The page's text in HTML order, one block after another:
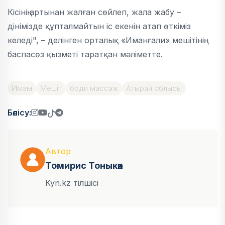
Кісінің артынан жалған сөйлеп, жала жабу –
дінімізде құпталмайтын іс екенін атап өткіміз
келеді", – делінген орталық «Иманғали» мешітінің
баспасөз қызметі таратқан мәліметте.
Имам Мешіт боди массаж Атырай облысы
Бөлісу:
Автор
Томирис Тоныкөк
Kyn.kz тілшісі